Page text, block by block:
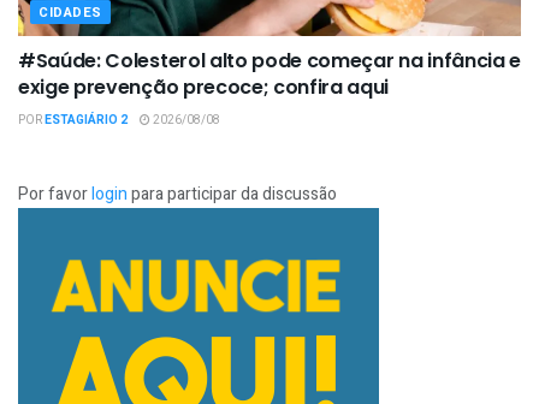
CIDADES
#Saúde: Colesterol alto pode começar na infância e
exige prevenção precoce; confira aqui
PORESTAGIÁRIO 2 2026/08/08
Por favorloginpara participar da discussão